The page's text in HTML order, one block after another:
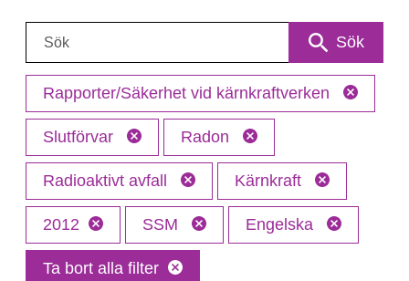
Sök: Sök
Rapporter/Säkerhet vid kärnkraftverken
Slutförvar Radon
Radioaktivt avfall Kärnkraft
2012 SSM Engelska
Ta bort alla filter